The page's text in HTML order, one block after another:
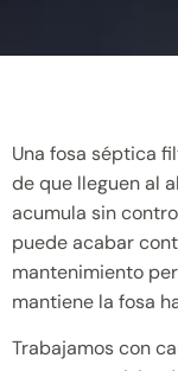
Una fosa séptica
de que lleguen al
acumula sin
puede acabar
mantenimiento
mantiene la fosa
Trabajamos con